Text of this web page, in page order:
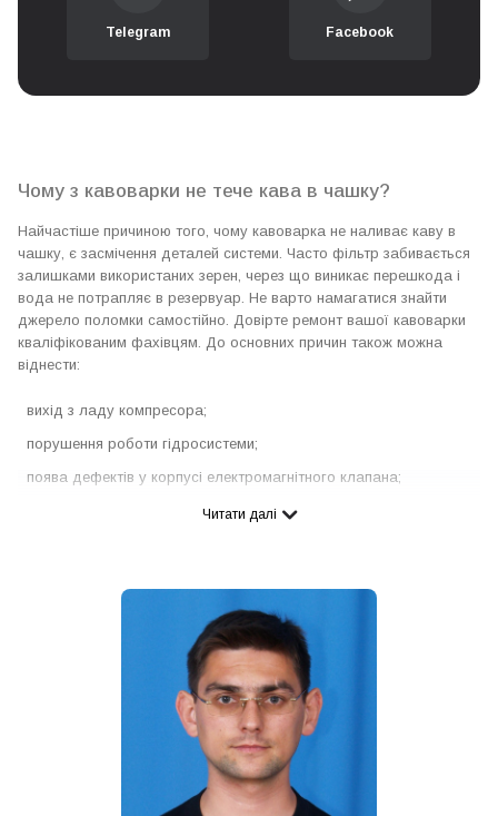
Telegram Facebook
Чому з кавоварки не тече кава в чашку?
Найчастіше причиною того, чому кавоварка не наливає каву в
чашку, є засмічення деталей системи. Часто фільтр забивається
залишками використаних зерен, через що виникає перешкода і
вода не потрапляє в резервуар. Не варто намагатися знайти
джерело поломки самостійно. Довірте ремонт вашої кавоварки
кваліфікованим фахівцям. До основних причин також можна
віднести:
вихід з ладу компресора;
порушення роботи гідросистеми;
поява дефектів у корпусі електромагнітного клапана;
зміщення положення поплавця;
Дуже часто проблеми подібного характеру можуть виникати
через несвоєчасне очищення деталей кавомашини від накипу та
різних мінеральних відкладень, які залишає за собою жорстка
вода. Якщо вам довелося зіткнутися з подібними
несправностями, не ігноруйте похід до майстра. Фахівці компанії
“Coffeeok Service” пропонують детальну діагностику кавомашини
та консультацію з подальшим ремонтом за вигідними цінами.
Що робити, якщо кава не наливає каву в чашку?
Читати далі